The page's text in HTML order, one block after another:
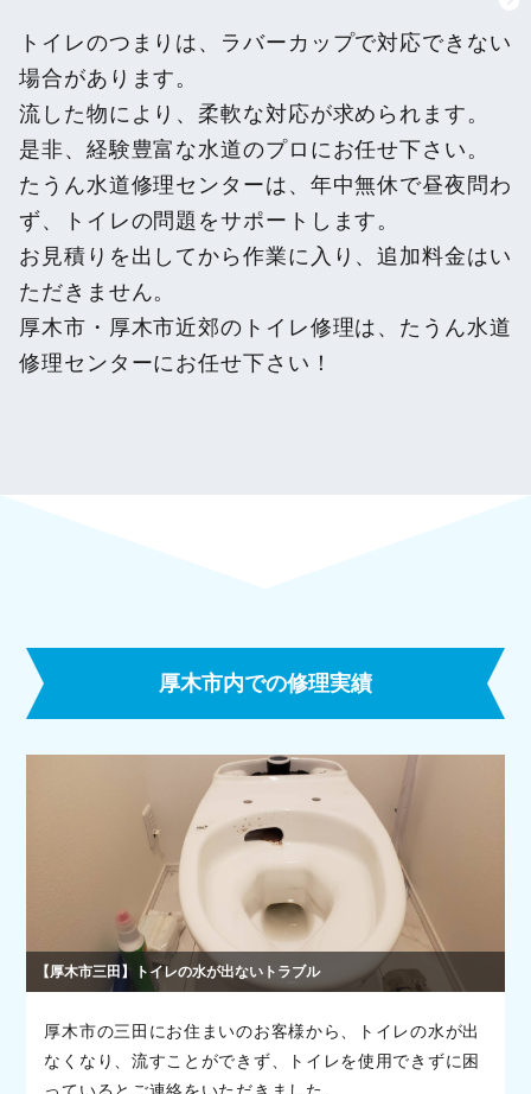
トイレのつまりは、ラバーカップで対応できない
場合があります。
流した物により、柔軟な対応が求められます。
是非、経験豊富な水道のプロにお任せ下さい。
たうん水道修理センターは、年中無休で昼夜問わ
ず、トイレの問題をサポートします。
お見積りを出してから作業に入り、追加料金はい
ただきません。
厚木市・厚木市近郊のトイレ修理は、たうん水道
修理センターにお任せ下さい！
厚木市内での修理実績
【厚木市三田】トイレの水が出ないトラブル
厚木市の三田にお住まいのお客様から、トイレの水が出
なくなり、流すことができず、トイレを使用できずに困
っているとご連絡をいただきました。